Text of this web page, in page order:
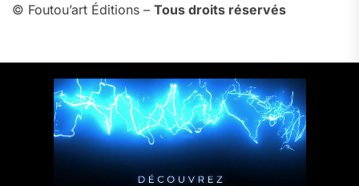
© Foutou’art Éditions – Tous droits réservés